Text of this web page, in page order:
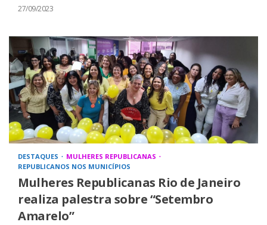
27/09/2023
DESTAQUES
MULHERES REPUBLICANAS
REPUBLICANOS NOS MUNICÍPIOS
Mulheres Republicanas Rio de Janeiro
realiza palestra sobre “Setembro
Amarelo”